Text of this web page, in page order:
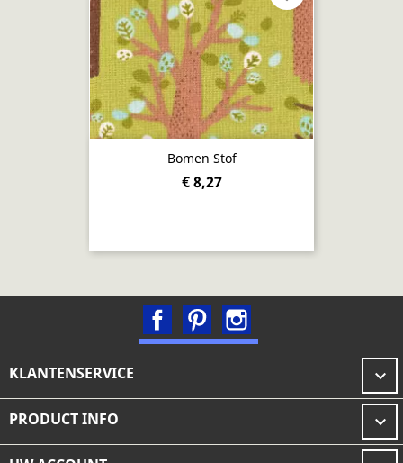
Bomen Stof
€ 8,27
FacebookPinterest
KLANTENSERVICE 
PRODUCT INFO 